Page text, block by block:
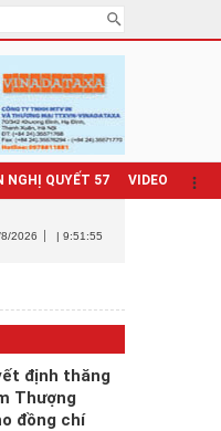
NGHỊ QUYẾT 57 VIDEO
8/2026 | 9:51:56
định thăng
Thượng
đồng chí